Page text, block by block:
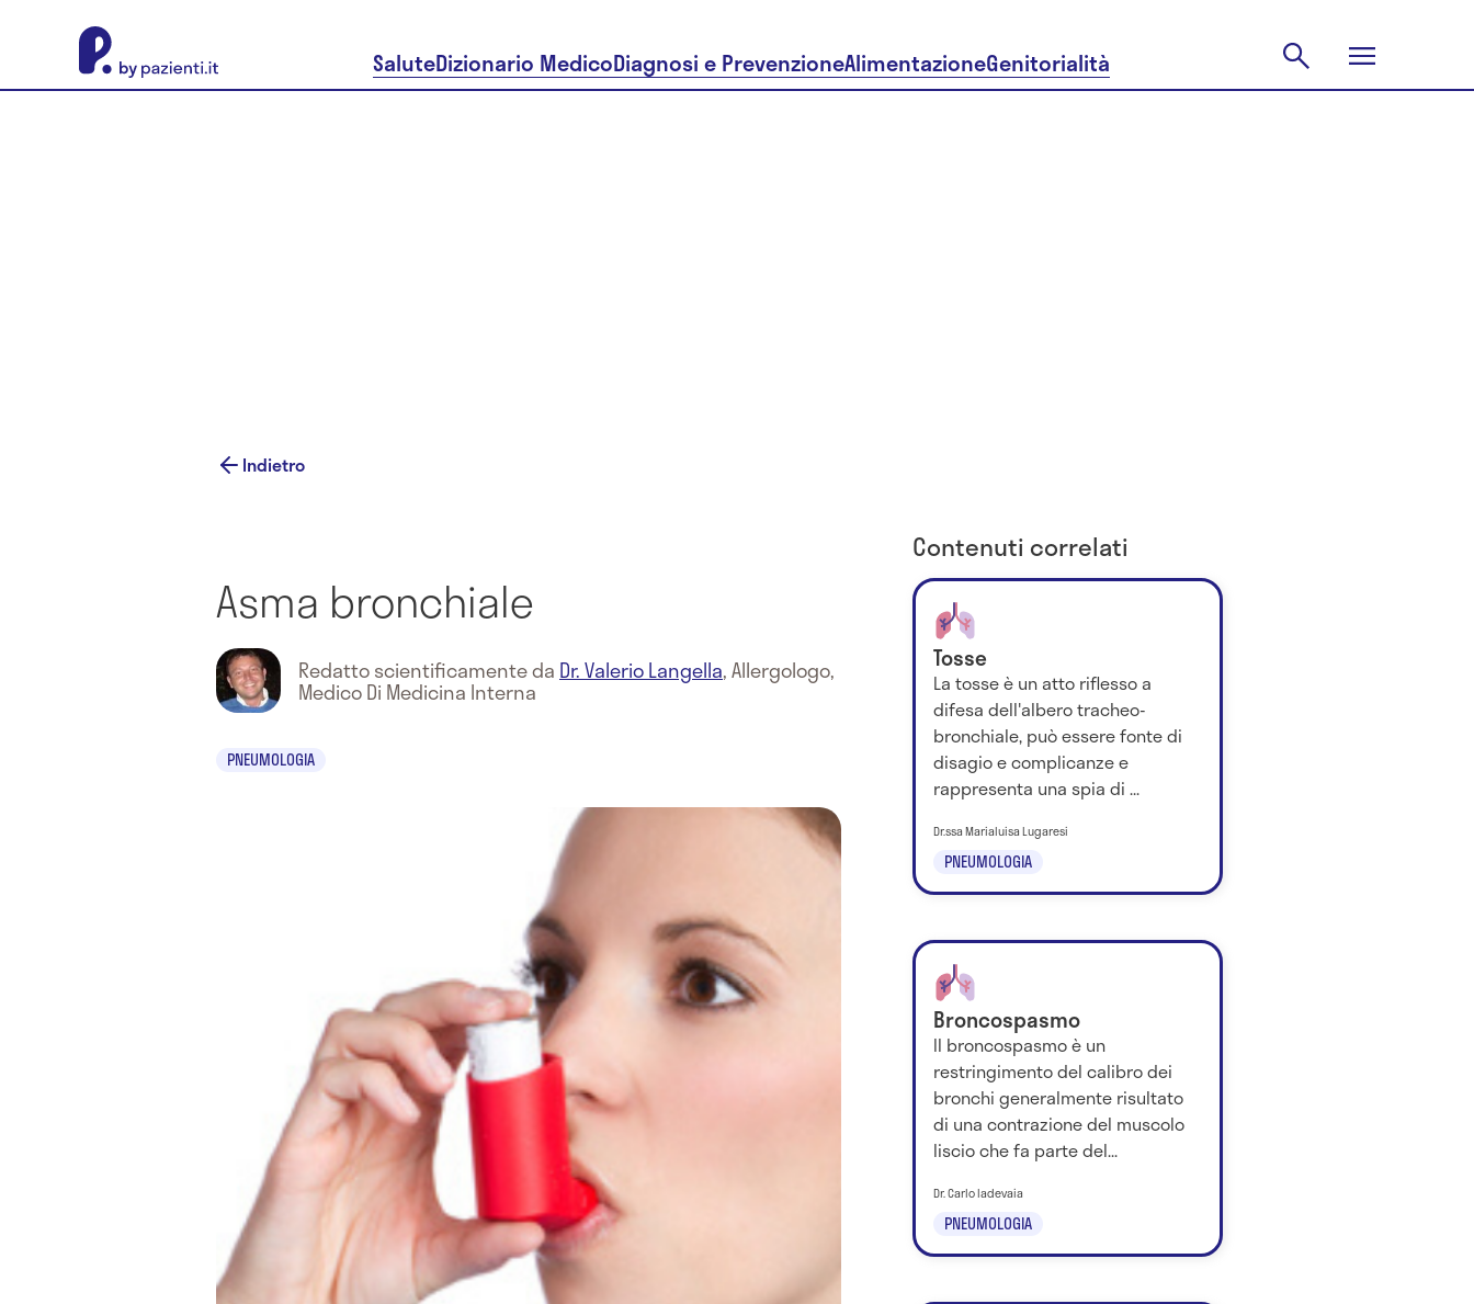
SaluteDizionario MedicoDiagnosi e PrevenzioneAlimentazioneGenitorialità
Indietro
Asma bronchiale
Redatto scientificamente da Dr. Valerio Langella,Allergologo,
Medico Di Medicina Interna
PNEUMOLOGIA
Contenuti correlati
Tosse
La tosse è un atto riflesso a
difesa dell'albero tracheo-
bronchiale, può essere fonte di
disagio e complicanze e
rappresenta una spia di ...
PNEUMOLOGIA
Dr.ssa Marialuisa Lugaresi
Broncospasmo
Il broncospasmo è un
restringimento del calibro dei
bronchi generalmente risultato
di una contrazione del muscolo
liscio che fa parte del...
PNEUMOLOGIA
Dr. Carlo Iadevaia